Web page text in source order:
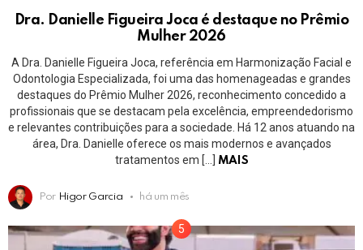
Dra. Danielle Figueira Joca é destaque no Prêmio
Mulher 2026
A Dra. Danielle Figueira Joca, referência em Harmonização Facial e
Odontologia Especializada, foi uma das homenageadas e grandes
destaques do Prêmio Mulher 2026, reconhecimento concedido a
profissionais que se destacam pela excelência, empreendedorismo
e relevantes contribuições para a sociedade. Há 12 anos atuando na
área, Dra. Danielle oferece os mais modernos e avançados
tratamentos em […]
MAIS
Por Higor Garcia há um mês